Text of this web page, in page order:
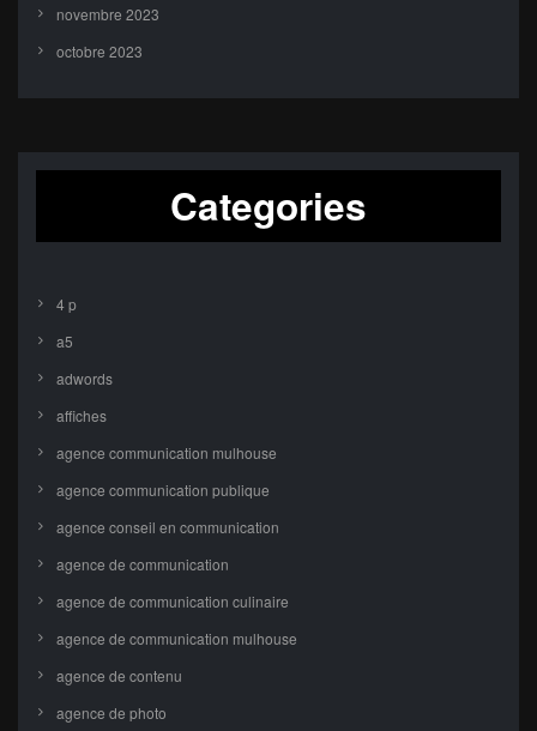
novembre 2023
octobre 2023
Categories
4 p
a5
adwords
affiches
agence communication mulhouse
agence communication publique
agence conseil en communication
agence de communication
agence de communication culinaire
agence de communication mulhouse
agence de contenu
agence de photo